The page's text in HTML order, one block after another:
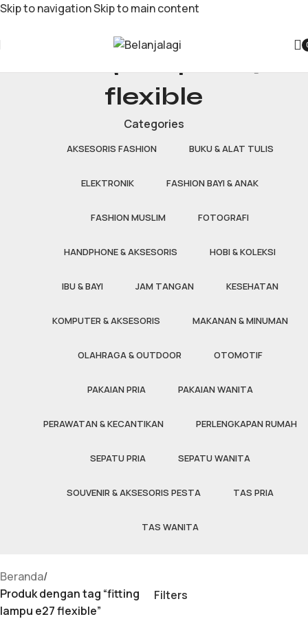
Skip to navigationSkip to main content
flexible
Categories
AKSESORIS FASHION BUKU & ALAT TULIS
ELEKTRONIK FASHION BAYI & ANAK
FASHION MUSLIM FOTOGRAFI
HANDPHONE & AKSESORIS HOBI & KOLEKSI
IBU & BAYI JAM TANGAN KESEHATAN
KOMPUTER & AKSESORIS MAKANAN & MINUMAN
OLAHRAGA & OUTDOOR OTOMOTIF
PAKAIAN PRIA PAKAIAN WANITA
PERAWATAN & KECANTIKAN PERLENGKAPAN RUMAH
SEPATU PRIA SEPATU WANITA
SOUVENIR & AKSESORIS PESTA TAS PRIA
TAS WANITA
Beranda/
Produk dengan tag “fitting
lampu e27 flexible”
Filters